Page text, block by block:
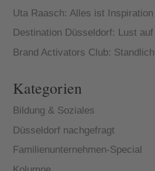
Uta Raasch: Alles ist Inspiration
Destination Düsseldorf: Lust
Brand Activators Club:
Kategorien
Bildung & Soziales
Düsseldorf nachgefragt
Familienunternehmen-Special